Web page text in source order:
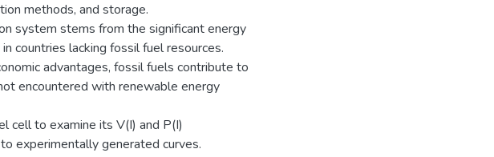
methods, and storage.
system stems from the significant energy
countries lacking fossil fuel resources.
advantages, fossil fuels contribute to
encountered with renewable energy
cell to examine its V(I) and P(I)
experimentally generated curves.